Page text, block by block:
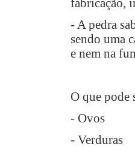
fabricação,
- A pedra
sendo uma
e nem na
O que pode
- Ovos
- Verduras